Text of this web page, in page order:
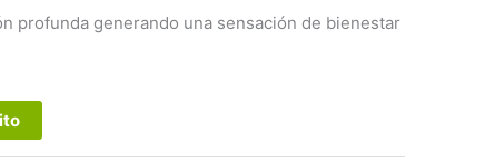
profunda generando una sensación de bienestar